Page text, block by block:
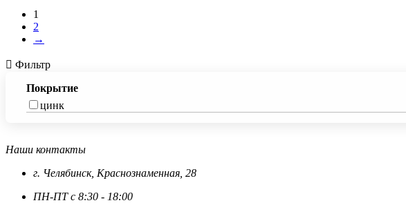
д/
стальн.канатов
DIN
цинк
1
2
→
Фильтр
Покрытие
цинк
Наши контакты
г. Челябинск, Краснознаменная, 28
ПН-ПТ с 8:30 - 18:00